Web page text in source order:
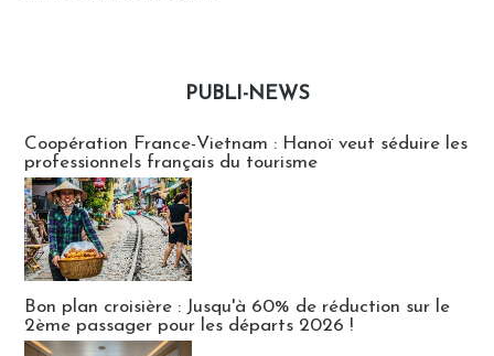
PUBLI-NEWS
Coopération France-Vietnam : Hanoï veut séduire les
professionnels français du tourisme
Bon plan croisière : Jusqu'à 60% de réduction sur le
2ème passager pour les départs 2026 !